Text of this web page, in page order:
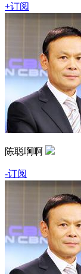
+订阅
陈聪啊啊
-订阅